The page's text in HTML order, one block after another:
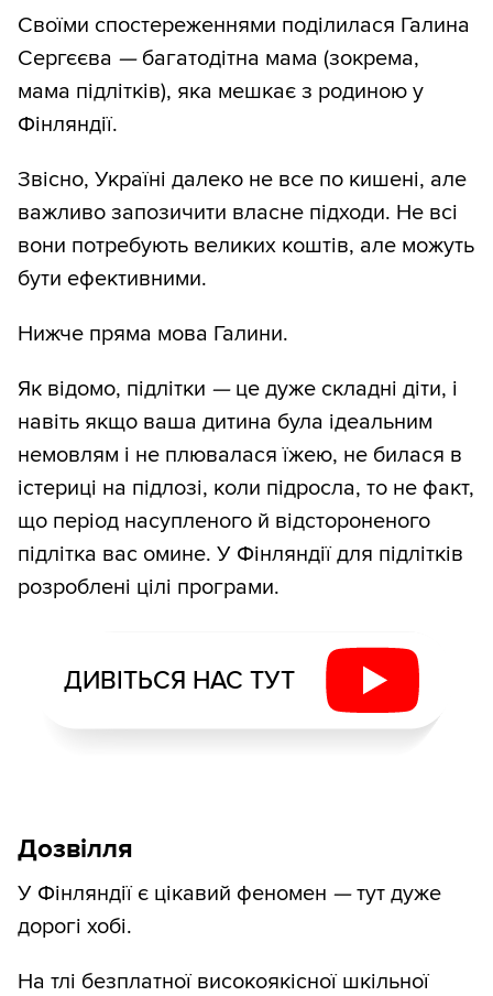
Своїми спостереженнями поділилася Галина
Сергєєва —багатодітна мама (зокрема,
мама підлітків), яка мешкає з родиною у
Фінляндії.
Звісно, Україні далеко не все по кишені, але
важливо запозичити власне підходи. Не всі
вони потребують великих коштів, але можуть
бути ефективними.
Нижче пряма мова Галини.
Як відомо, підлітки —це дуже складні діти, і
навіть якщо ваша дитина була ідеальним
немовлям і не плювалася їжею, не билася в
істериці на підлозі, коли підросла, то не факт,
що період насупленого й відстороненого
підлітка вас омине. У Фінляндії для підлітків
розроблені цілі програми.
ДИВІТЬСЯ НАС ТУТ
Дозвілля
У Фінляндії є цікавий феномен —тут дуже
дорогі хобі.
На тлі безплатної високоякісної шкільної